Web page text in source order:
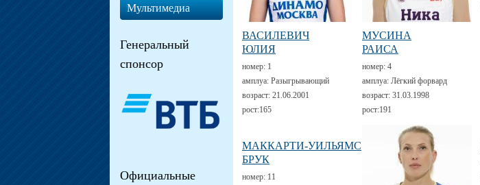
ВАСИЛЕВИЧ
ЮЛИЯ
номер: 1
амплуа: Разыгрывающий
возраст: 21.06.2001
рост:165
МУСИНА
РАИСА
номер: 4
амплуа: Лёгкий форвард
возраст: 31.03.1998
рост:191
МАККАРТИ-УИЛЬЯМС
БРУК
номер: 11
Мультимедиа
Генеральный
спонсор
Официальные